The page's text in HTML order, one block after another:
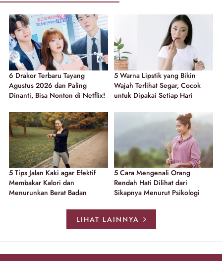
6 Drakor Terbaru Tayang
Agustus 2026 dan Paling
Dinanti, Bisa Nonton di Netflix!
5 Warna Lipstik yang Bikin
Wajah Terlihat Segar, Cocok
untuk Dipakai Setiap Hari
5 Tips Jalan Kaki agar Efektif
Membakar Kalori dan
Menurunkan Berat Badan
5 Cara Mengenali Orang
Rendah Hati Dilihat dari
Sikapnya Menurut Psikologi
LIHAT LAINNYA